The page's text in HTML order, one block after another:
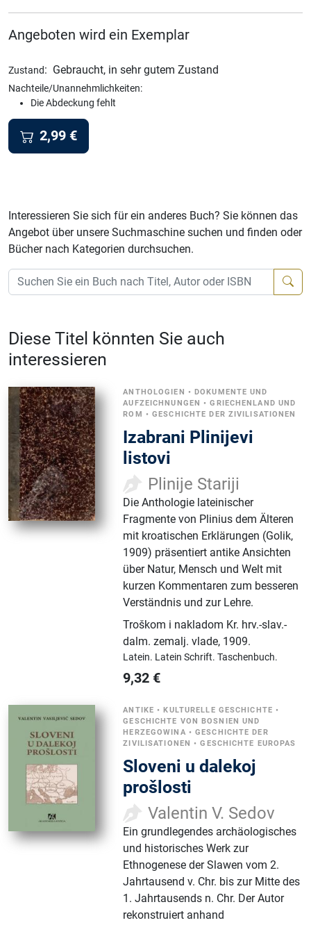
Angeboten wird ein Exemplar
Zustand: Gebraucht, in sehr gutem Zustand
Nachteile/Unannehmlichkeiten:
Die Abdeckung fehlt
2,99 €
Interessieren Sie sich für ein anderes Buch? Sie können das
Angebot über unsere Suchmaschine suchen und finden oder
Bücher nach Kategorien durchsuchen.
Diese Titel könnten Sie auch
interessieren
ANTHOLOGIEN •DOKUMENTE UND
AUFZEICHNUNGEN •GRIECHENLAND UND
ROM •GESCHICHTE DER ZIVILISATIONEN
Izabrani Plinijevi
listovi
Plinije Stariji
Die Anthologie lateinischer
Fragmente von Plinius dem Älteren
mit kroatischen Erklärungen (Golik,
1909) präsentiert antike Ansichten
über Natur, Mensch und Welt mit
kurzen Kommentaren zum besseren
Verständnis und zur Lehre.
Troškom i nakladom Kr. hrv.-slav.-
dalm. zemalj. vlade, 1909.
Latein. Latein Schrift.Taschenbuch.
9,32 €
ANTIKE •KULTURELLE GESCHICHTE •
GESCHICHTE VON BOSNIEN UND
HERZEGOWINA •GESCHICHTE DER
ZIVILISATIONEN •GESCHICHTE EUROPAS
Sloveni u dalekoj
prošlosti
Valentin V. Sedov
Ein grundlegendes archäologisches
und historisches Werk zur
Ethnogenese der Slawen vom 2.
Jahrtausend v. Chr. bis zur Mitte des
1. Jahrtausends n. Chr. Der Autor
rekonstruiert anhand